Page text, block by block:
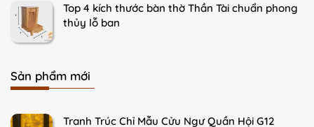
Top 4 kích thước bàn thờ Thần Tài chuẩn phong
thủy lỗ ban
Sản phẩm mới
Tranh Trúc Chỉ Mẫu Cửu Ngư Quần Hội G12